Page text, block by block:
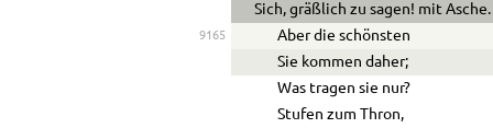
Sich, gräßlich zu sagen! mit Asche.
9165
Aber die schönsten
Sie kommen daher;
Was tragen sie nur?
Stufen zum Thron,